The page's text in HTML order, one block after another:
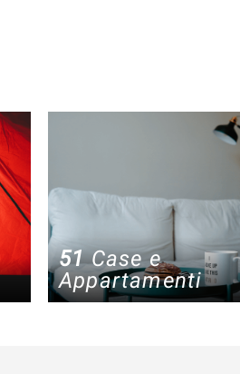
51Case e
Appartamenti